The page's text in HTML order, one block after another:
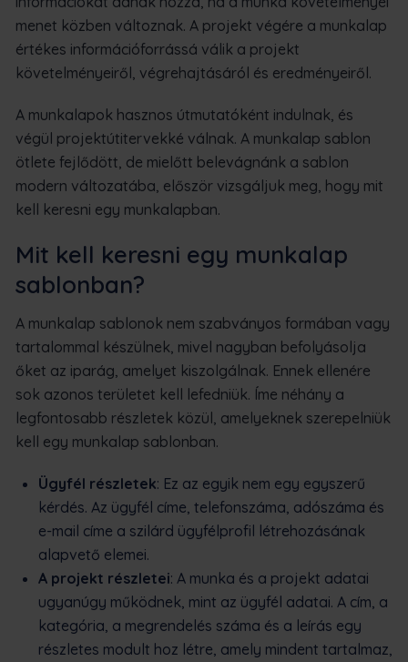
menet közben változnak. A projekt végére a munkalap
értékes információforrássá válik a projekt
követelményeiről, végrehajtásáról és eredményeiről.
A munkalapok hasznos útmutatóként indulnak, és
végül projektútitervekké válnak. A munkalap sablon
ötlete fejlődött, de mielőtt belevágnánk a sablon
modern változatába, először vizsgáljuk meg, hogy mit
kell keresni egy munkalapban.
Mit kell keresni egy munkalap
sablonban?
A munkalap sablonok nem szabványos formában vagy
tartalommal készülnek, mivel nagyban befolyásolja
őket az iparág, amelyet kiszolgálnak. Ennek ellenére
sok azonos területet kell lefedniük. Íme néhány a
legfontosabb részletek közül, amelyeknek szerepelniük
kell egy munkalap sablonban.
Ügyfél részletek: Ez az egyik nem egy egyszerű
kérdés. Az ügyfél címe, telefonszáma, adószáma és
e-mail címe a szilárd ügyfélprofil létrehozásának
alapvető elemei.
A projekt részletei: A munka és a projekt adatai
ugyanúgy működnek, mint az ügyfél adatai. A cím, a
kategória, a megrendelés száma és a leírás egy
részletes modult hoz létre, amely mindent tartalmaz,